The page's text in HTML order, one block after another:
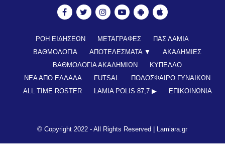
ΡΟΗ ΕΙΔΗΣΕΩΝ ΜΕΤΑΓΡΑΦΕΣ
ΠΑΣ ΛΑΜΙΑ
ΒΑΘΜΟΛΟΓΙΑ
ΑΠΟΤΕΛΕΣΜΑΤΑ ▼
ΑΚΑΔΗΜΙΕΣ
ΒΑΘΜΟΛΟΓΙΑ ΑΚΑΔΗΜΙΩΝ
ΚΥΠΕΛΛΟ
ΝΕΑ ΑΠΟ ΕΛΛΑΔΑ
FUTSAL
ΠΟΔΟΣΦΑΙΡΟ ΓΥΝΑΙΚΩΝ
ALL TIME ROSTER
LAMIA POLIS 87,7 ▶︎ ΕΠΙΚΟΙΝΩΝΊΑ
© Copyright 2022 - All Rights Reserved | Lamiara.gr